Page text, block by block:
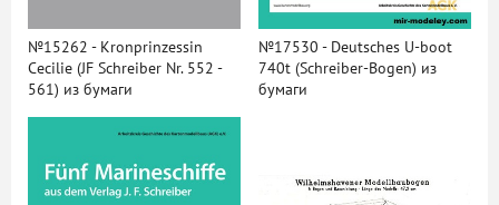
№15262 - Kronprinzessin
Cecilie (JF Schreiber Nr. 552 -
561) из бумаги
№17530 - Deutsches U-boot
740t (Schreiber-Bogen) из
бумаги